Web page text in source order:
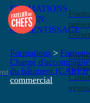
FORMATIONS
EN
APPRENTISSAGE
Formations >
Chargé
du bâtiment
commercial